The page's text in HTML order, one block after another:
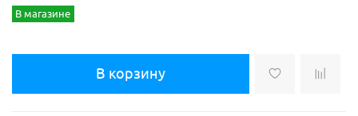
В магазине
В корзину